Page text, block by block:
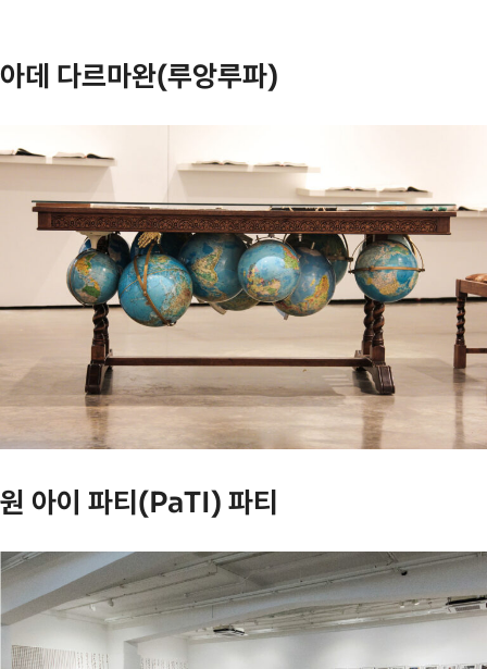
아데 다르마완(루앙루파)
원 아이 파티(PaTI) 파티